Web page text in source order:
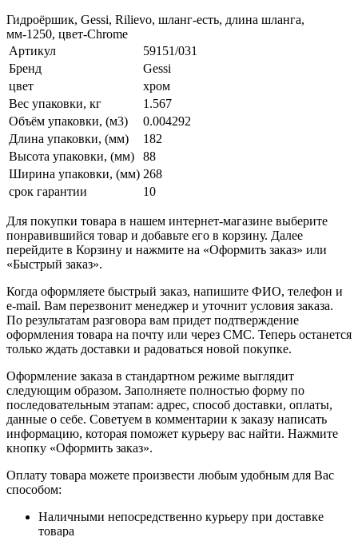
Гидроёршик, Gessi, Rilievo, шланг-есть, длина шланга,
мм-1250, цвет-Chrome
Артикул
59151/031
Бренд
Gessi
цвет
хром
Вес упаковки, кг
1.567
Объём упаковки, (м3)
0.004292
Длина упаковки, (мм)
182
Высота упаковки, (мм)
88
Ширина упаковки, (мм) 268
срок гарантии
10
Для покупки товара в нашем интернет-магазине выберите
понравившийся товар и добавьте его в корзину. Далее
перейдите в Корзину и нажмите на «Оформить заказ» или
«Быстрый заказ».
Когда оформляете быстрый заказ, напишите ФИО, телефон и
e-mail. Вам перезвонит менеджер и уточнит условия заказа.
По результатам разговора вам придет подтверждение
оформления товара на почту или через СМС. Теперь останется
только ждать доставки и радоваться новой покупке.
Оформление заказа в стандартном режиме выглядит
следующим образом. Заполняете полностью форму по
последовательным этапам: адрес, способ доставки, оплаты,
данные о себе. Советуем в комментарии к заказу написать
информацию, которая поможет курьеру вас найти. Нажмите
кнопку «Оформить заказ».
Оплату товара можете произвести любым удобным для Вас
способом:
Наличными непосредственно курьеру при доставке
товара